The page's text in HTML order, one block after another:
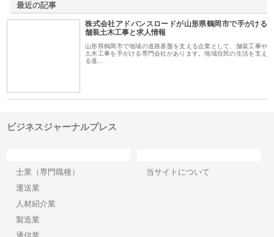
最近の記事
株式会社アドバンスロードが山形県鶴岡市で手がける
舗装土木工事と求人情報
山形県鶴岡市で地域の道路基盤を支える企業として、舗装工事や
土木工事を手がける専門会社があります。地域住民の生活を支え
る道…
ビジネスジャーナルプレス
士業（専門職種）
運送業
人材紹介業
製造業
当サイトについて